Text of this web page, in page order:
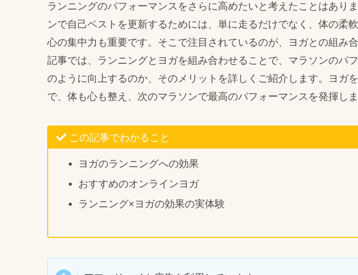
ランニングのパフォーマンスをさらに高めたいと考えたことはあり
ンで自己ベストを更新するためには、単に走るだけでなく、体の柔軟
心の集中力も重要です。そこで注目されているのが、ヨガとの組み
記事では、ランニングとヨガを組み合わせることで、マラソンのパ
のように向上するのか、そのメリットを詳しくご紹介します。ヨガ
で、体も心も整え、次のマラソンで最高のパフォーマンスを発揮しま
この記事でわかること
ヨガのランニングへの効果
おすすめのオンラインヨガ
ランニング×ヨガの効果の実体験